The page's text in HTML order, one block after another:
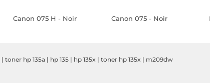
Canon 075 H - Noir Canon 075 - Noir
| toner hp 135a | hp 135 | hp 135x | toner hp 135x | m209dw